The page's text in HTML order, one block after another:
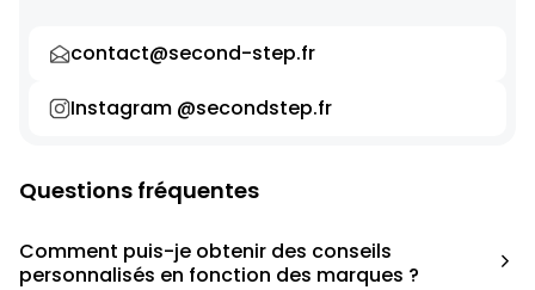
contact@second-step.fr
Instagram @secondstep.fr
Questions fréquentes
Comment puis-je obtenir des conseils
personnalisés en fonction des marques ?